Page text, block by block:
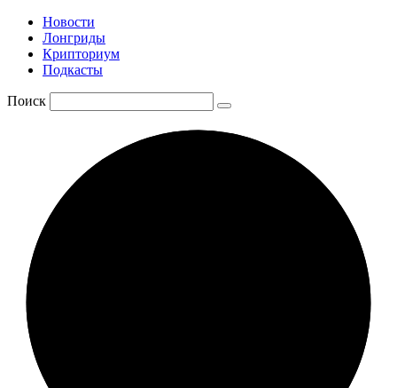
Новости
Лонгриды
Крипториум
Подкасты
Поиск